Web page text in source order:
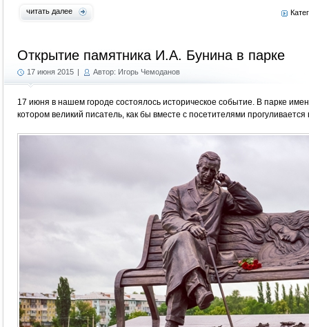
читать далее
Открытие памятника И.А. Бунина в парке
17 июня 2015 | Автор: Игорь Чемоданов
17 июня в нашем городе состоялось историческое событие. В парке
котором великий писатель, как бы вместе с посетителями прогуливается